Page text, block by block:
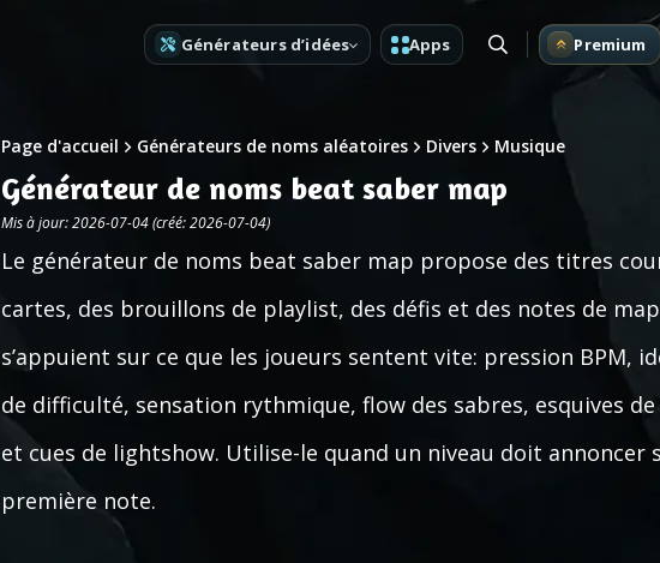
Générateurs d’idées Apps Premium
Page d'accueil Générateurs de noms aléatoires Divers Musique
Générateur de noms beat saber map
Mis à jour: 2026-07-04 (créé: 2026-07-04)
Le générateur de noms beat saber map propose des titres
cartes, des brouillons de playlist, des défis et des notes de
s’appuient sur ce que les joueurs sentent vite: pression BPM,
de difficulté, sensation rythmique, flow des sabres, esquives
et cues de lightshow. Utilise-le quand un niveau doit annoncer
première note.